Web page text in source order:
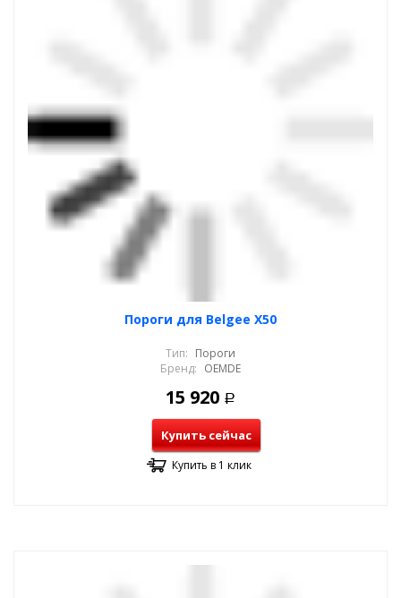
Пороги для Belgee X50
Тип: Пороги
Бренд: OEMDE
15 920 Р
Купить сейчас
Купить в 1 клик